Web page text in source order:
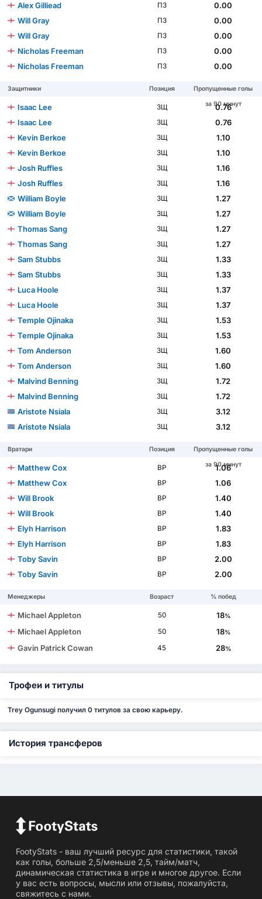
Alex Gilliead
ПЗ
0.00
Will Gray
ПЗ
0.00
Will Gray
ПЗ
0.00
Nicholas Freeman
ПЗ
0.00
Nicholas Freeman
ПЗ 0.00
Защитники Позиция
Пропущенные голы
за 90 минут
Isaac Lee ЗЩ
0.76
Isaac Lee
ЗЩ
0.76
Kevin Berkoe
ЗЩ
1.10
Kevin Berkoe
ЗЩ
1.10
Josh Ruffles
ЗЩ
1.16
Josh Ruffles
ЗЩ
1.16
William Boyle
ЗЩ
1.27
William Boyle
ЗЩ
1.27
Thomas Sang
ЗЩ
1.27
Thomas Sang
ЗЩ
1.27
Sam Stubbs
ЗЩ
1.33
Sam Stubbs
ЗЩ
1.33
Luca Hoole
ЗЩ
1.37
Luca Hoole
ЗЩ
1.37
Temple Ojinaka
ЗЩ
1.53
Temple Ojinaka
ЗЩ
1.53
Tom Anderson
ЗЩ
1.60
Tom Anderson
ЗЩ
1.60
Malvind Benning
ЗЩ
1.72
Malvind Benning
ЗЩ
1.72
Aristote Nsiala
ЗЩ
3.12
Aristote Nsiala
ЗЩ 3.12
Вратари Позиция
Пропущенные голы
за 90 минут
Matthew Cox ВР
1.06
Matthew Cox
ВР
1.06
Will Brook
ВР
1.40
Will Brook
ВР
1.40
Elyh Harrison
ВР
1.83
Elyh Harrison
ВР
1.83
Toby Savin
ВР
2.00
Toby Savin
ВР 2.00
Менеджеры Возраст % побед
Michael Appleton 50 18%
Michael Appleton 50 18%
Gavin Patrick Cowan 45 28%
Трофеи и титулы
Trey Ogunsugi получил 0 титулов за свою карьеру.
История трансферов
FootyStats - ваш лучший ресурс для статистики, такой
как голы, больше 2,5/меньше 2,5, тайм/матч,
динамическая статистика в игре и многое другое. Если
у вас есть вопросы, мысли или отзывы, пожалуйста,
свяжитесь с нами.